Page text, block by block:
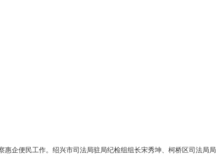
企便民工作。绍兴市司法局驻局纪检组组长宋秀坤、柯桥区司法局局